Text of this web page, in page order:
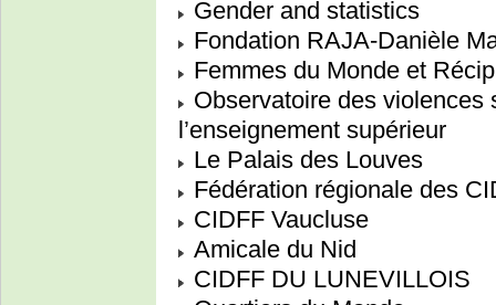
Gender and statistics
Fondation RAJA-Danièle
Femmes du Monde et
Observatoire des
l’enseignement supérieur
Le Palais des Louves
Fédération régionale des
CIDFF Vaucluse
Amicale du Nid
CIDFF DU LUNEVILLOIS